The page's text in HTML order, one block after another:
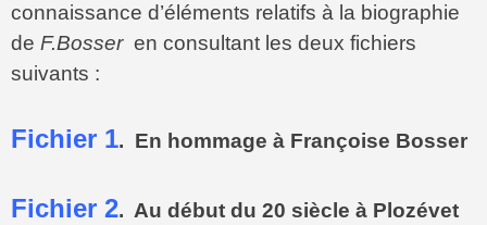
connaissance d’éléments relatifs à la biographie
de F.Bosseren consultant les deux fichiers
suivants :
Fichier 1. En hommage à Françoise Bosser
Fichier 2. Au début du 20 siècle à Plozévet